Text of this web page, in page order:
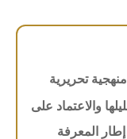
تحريرية
والاعتماد على
المعرفة